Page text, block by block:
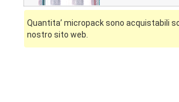
Quantita’ micropack sono acquistabili
nostro sito web.